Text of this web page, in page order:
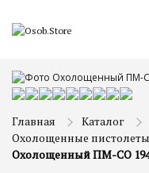
Главная Каталог
Охолощенные пистолеты
Охолощенный ПМ-СО